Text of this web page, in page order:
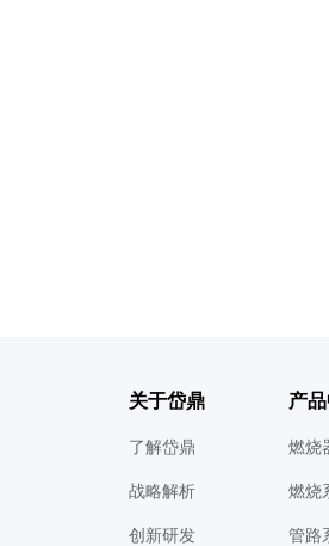
关于岱鼎
了解岱鼎
战略解析
创新研发
产
燃烧
燃烧
管路